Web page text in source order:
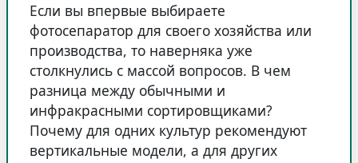
Если вы впервые выбираете
фотосепаратор для своего хозяйства или
производства, то наверняка уже
столкнулись с массой вопросов. В чем
разница между обычными и
инфракрасными сортировщиками?
Почему для одних культур рекомендуют
вертикальные модели, а для других